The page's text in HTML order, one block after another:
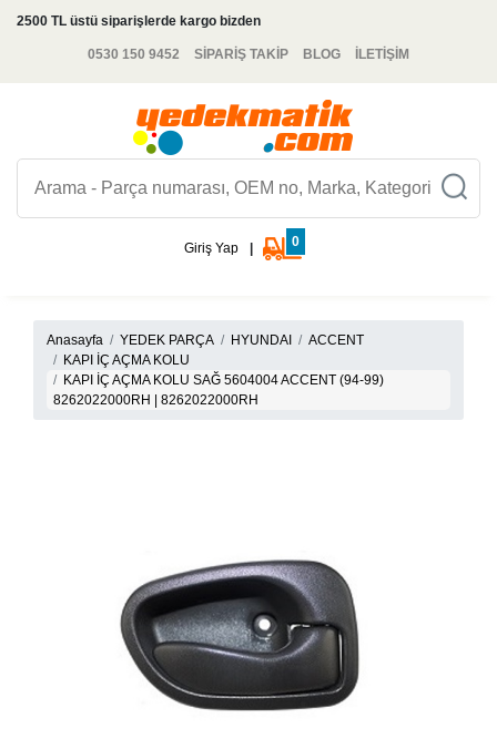
2500 TL üstü siparişlerde kargo bizden
0530 150 9452 SİPARİŞ TAKİP BLOG İLETİŞİM
Giriş Yap 0
Anasayfa YEDEK PARÇA HYUNDAI
ACCENT
KAPI İÇ AÇMA KOLU
KAPI İÇ AÇMA KOLU SAĞ 5604004 ACCENT (94-99)
8262022000RH | 8262022000RH